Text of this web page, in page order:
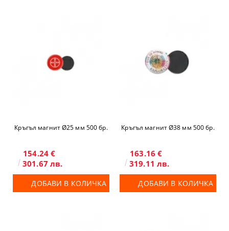
Кръгъл магнит Ø25 мм 500 бр.
154.24 €
301.67 лв.
ДОБАВИ В КОЛИЧКА
Кръгъл магнит Ø38 мм 500 бр.
163.16 €
319.11 лв.
ДОБАВИ В КОЛИЧКА